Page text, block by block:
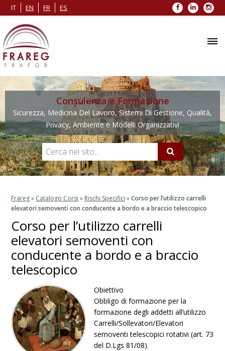
IT EN FR ES Facebook
LinkedIn
Consulenza e Formazione
Sicurezza, Medicina Del Lavoro, Sistemi Di Gestione, Qualità,
Privacy, Ambiente e Modelli Organizzativi
Frareg» Catalogo Corsi » Rischi Specifici »Corso per l’utilizzo carrelli
elevatori semoventi con conducente a bordo e a braccio telescopico
Corso per l’utilizzo carrelli
elevatori semoventi con
conducente a bordo e a braccio
telescopico
Obiettivo
Obbligo di formazione per la
formazione degli addetti all’utilizzo
Carrelli/Sollevatori/Elevatori
semoventi telescopici rotativi (art. 73
del D.Lgs 81/08).